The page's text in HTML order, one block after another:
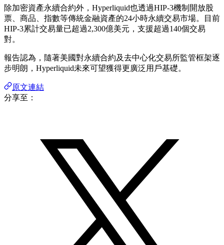
除加密資產永續合約外，Hyperliquid也透過HIP-3機制開放股
票、商品、指數等傳統金融資產的24小時永續交易市場。目前
HIP-3累計交易量已超過2,300億美元，支援超過140個交易
對。
報告認為，隨著美國對永續合約及去中心化交易所監管框架逐
步明朗，Hyperliquid未來可望獲得更廣泛用戶基礎。
原文連結
分享至：